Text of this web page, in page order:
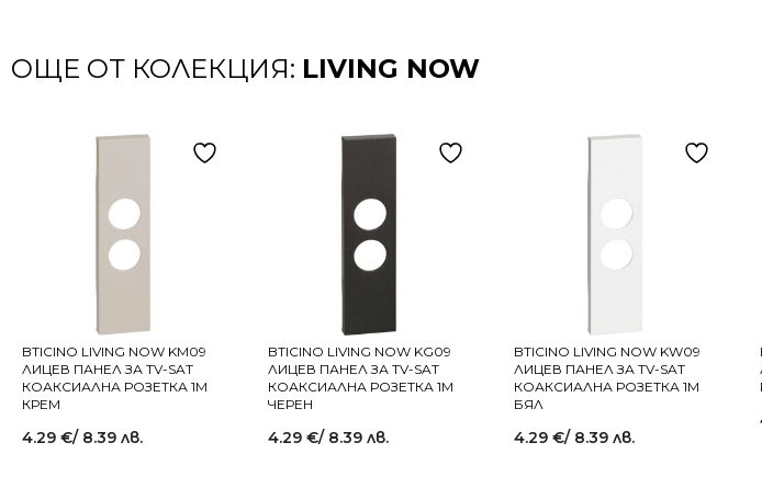
ОЩЕ ОТ КОЛЕКЦИЯ: LIVING NOW
BTICINO LIVING NOW KM09
ЛИЦЕВ ПАНЕЛ ЗА TV-SAT
КОАКСИАЛНА РОЗЕТКА 1M
КРЕМ
4.29 €/ 8.39 лв.
BTICINO LIVING NOW KG09
ЛИЦЕВ ПАНЕЛ ЗА TV-SAT
КОАКСИАЛНА РОЗЕТКА 1M
ЧЕРЕН
4.29 €/ 8.39 лв.
BTICINO LIVING NOW KW09
ЛИЦЕВ ПАНЕЛ ЗА TV-SAT
КОАКСИАЛНА РОЗЕТКА 1M
БЯЛ
4.29 €/ 8.39 лв.